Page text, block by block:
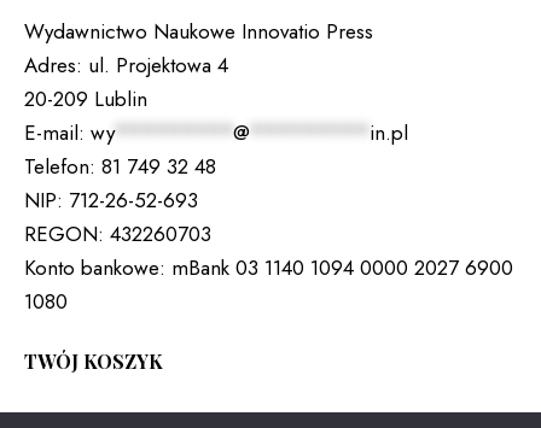
Wydawnictwo Naukowe Innovatio Press
Adres: ul. Projektowa 4
20-209 Lublin
E-mail: wy*********@********* in.pl
Telefon: 81 749 32 48
NIP: 712-26-52-693
REGON: 432260703
Konto bankowe: mBank 03 1140 1094 0000 2027 6900
1080
TWÓJ KOSZYK